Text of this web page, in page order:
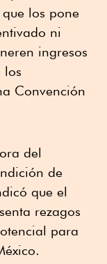
los pone
ni
ingresos
los
Convención
del
de
que el
rezagos
para